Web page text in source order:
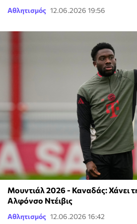
Αθλητισμός 12.06.2026 19:56
Μουντιάλ 2026 - Καναδάς: Χάνει
Αλφόνσο Ντέιβις
Αθλητισμός 12.06.2026 16:42